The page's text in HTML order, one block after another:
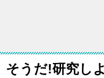
そうだ!研究し